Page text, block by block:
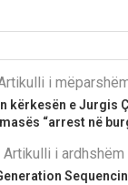
i
kërkesën e Jurgis
“arrest në
Artikulli i ardhshëm